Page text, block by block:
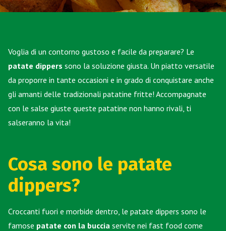
Voglia di un contorno gustoso e facile da preparare? Le
patate dippers sono la soluzione giusta. Un piatto versatile
da proporre in tante occasioni e in grado di conquistare anche
gli amanti delle tradizionali patatine fritte! Accompagnate
con le salse giuste queste patatine non hanno rivali, ti
salseranno la vita!
Cosa sono le patate
dippers?
Croccanti fuori e morbide dentro, le patate dippers sono le
famose patate con la buccia servite nei fast food come